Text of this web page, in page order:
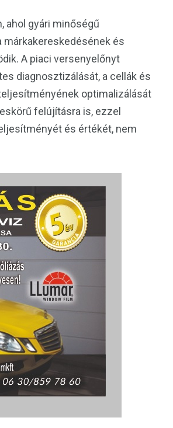
ahol gyári minőségű
márkakereskedésének és
A piaci versenyelőnyt
diagnosztizálását, a cellák és
optimalizálását
felújításra is, ezzel
és értékét, nem